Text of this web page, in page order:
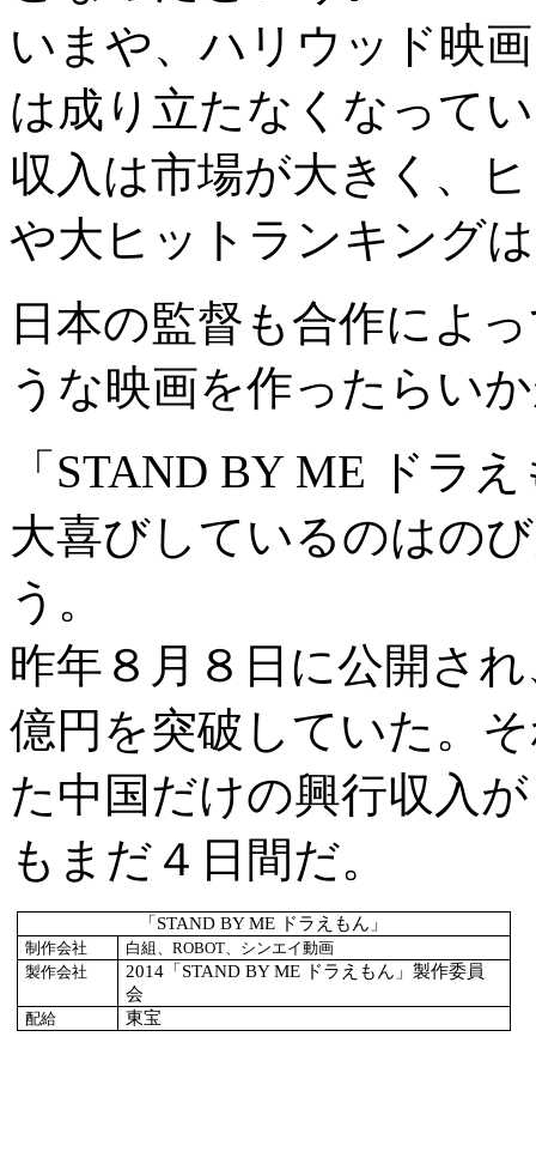
いまや、ハリウッド映
は成り立たなくなって
収入は市場が大きく、
や大ヒットランキング
日本の監督も合作によ
うな映画を作ったらい
「STAND BY ME ドラ
大喜びしているのはの
う。
昨年８月８日に公開さ
億円を突破していた。
た中国だけの興行収入
もまだ４日間だ。
「STAND BY ME ドラえもん」
制作会社 白組、ROBOT、シンエイ動画
製作会社
2014 「STAND BY ME ドラえもん」製作委員
会
配給 東宝